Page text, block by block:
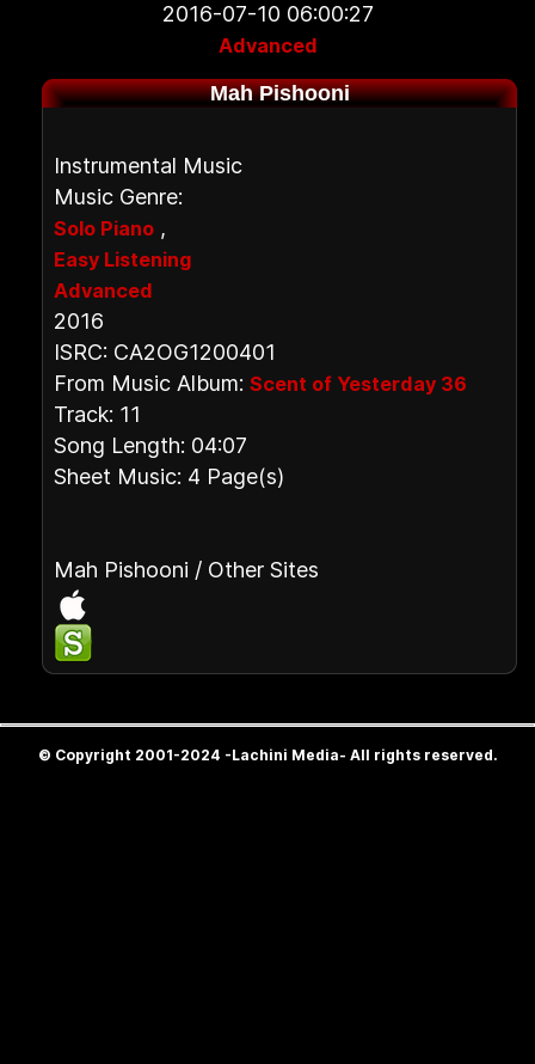
2016-07-10 06:00:27
Advanced
Mah Pishooni
Instrumental Music
Music Genre:
Solo Piano ,
Easy Listening
Advanced
2016
ISRC: CA2OG1200401
From Music Album: Scent of Yesterday 36
Track: 11
Song Length: 04:07
Sheet Music: 4 Page(s)
Mah Pishooni / Other Sites
© Copyright 2001-2024 -Lachini Media- All rights reserved.